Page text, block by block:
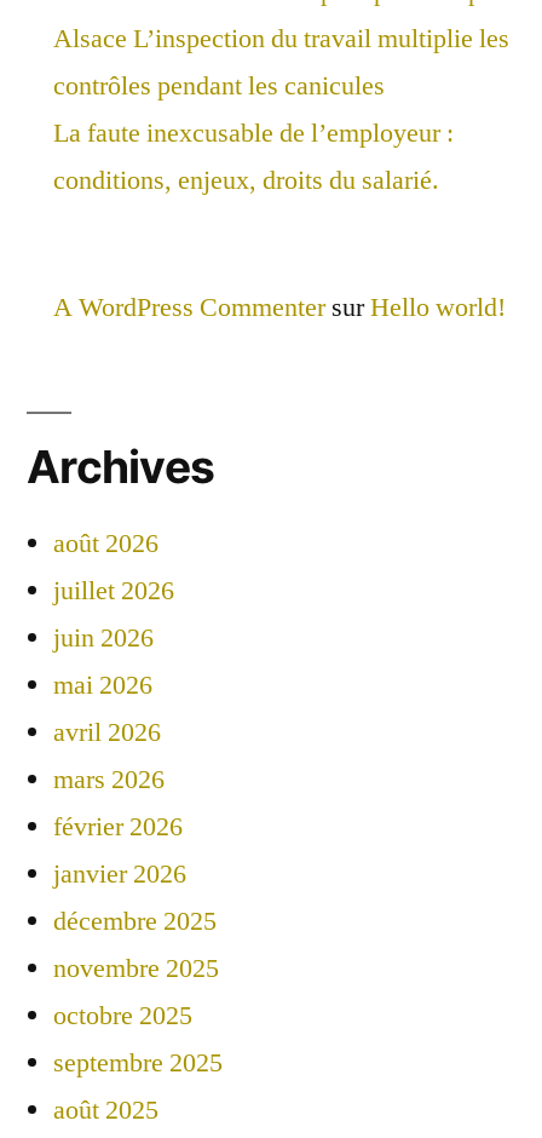
Alsace L’inspection du travail multiplie les
contrôles pendant les canicules
La faute inexcusable de l’employeur :
conditions, enjeux, droits du salarié.
A WordPress CommentersurHello world!
Archives
août 2026
juillet 2026
juin 2026
mai 2026
avril 2026
mars 2026
février 2026
janvier 2026
décembre 2025
novembre 2025
octobre 2025
septembre 2025
août 2025